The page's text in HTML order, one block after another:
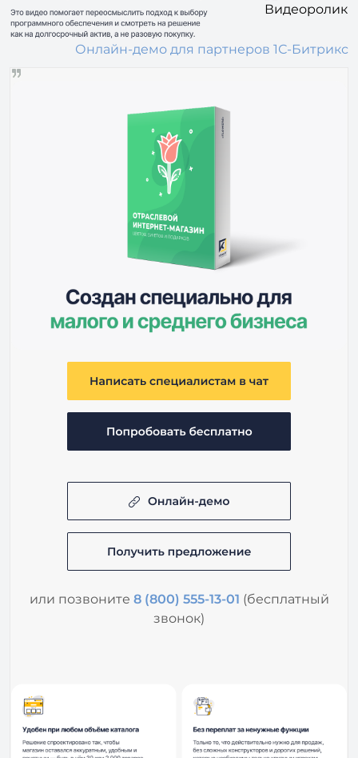
Видеоролик
Онлайн-демо для партнеров 1С-Битрикс
или позвоните 8 (800) 555-13-01 (бесплатный
звонок)